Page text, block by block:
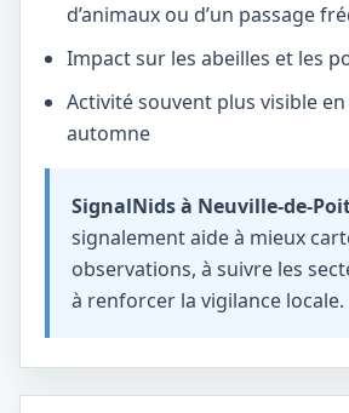
d’animaux ou d’un passage
Impact sur les abeilles et les
Activité souvent plus visible en
automne
SignalNids à Neuville-de-
signalement aide à mieux
observations, à suivre les
à renforcer la vigilance locale.